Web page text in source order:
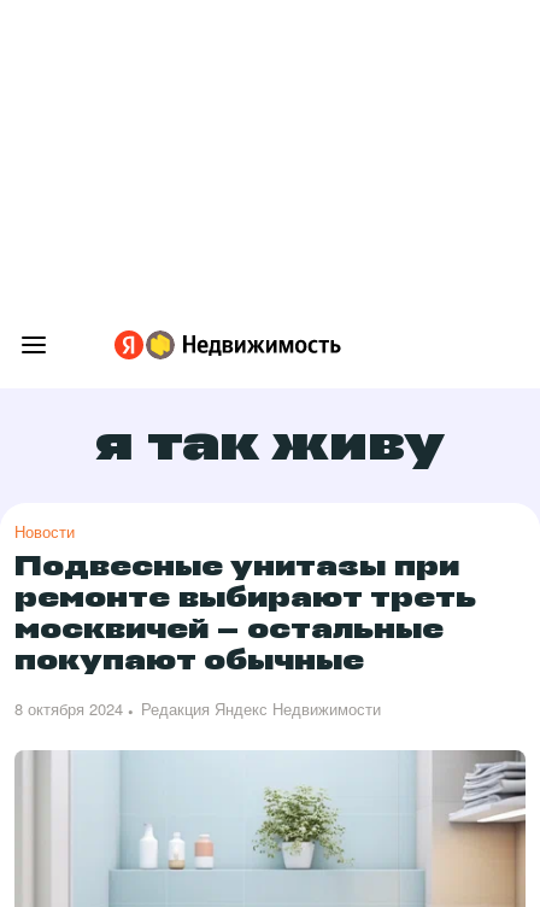
я так живу
Новости
Подвесные унитазы при
ремонте выбирают треть
москвичей — остальные
покупают обычные
8 октября 2024 Редакция Яндекс Недвижимости